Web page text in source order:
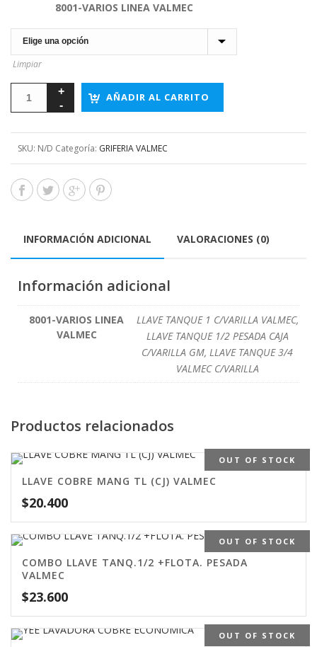
8001-VARIOS LINEA VALMEC
Limpiar
AÑADIR AL CARRITO
SKU: N/D Categoría: GRIFERIA VALMEC
INFORMACIÓN ADICIONAL VALORACIONES (0)
Información adicional
8001-VARIOS LINEA
VALMEC
LLAVE TANQUE 1 C/VARILLA VALMEC,
LLAVE TANQUE 1/2 PESADA CAJA
C/VARILLA GM, LLAVE TANQUE 3/4
VALMEC C/VARILLA
Productos relacionados
OUT OF STOCK
LLAVE COBRE MANG TL (CJ) VALMEC
$20.400
OUT OF STOCK
COMBO LLAVE TANQ.1/2 +FLOTA. PESADA
VALMEC
$23.600
OUT OF STOCK